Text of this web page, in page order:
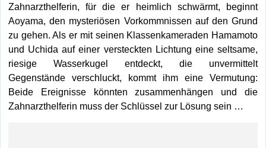
Zahnarzthelferin, für die er heimlich schwärmt, beginnt
Aoyama, den mysteriösen Vorkommnissen auf den Grund
zu gehen. Als er mit seinen Klassenkameraden Hamamoto
und Uchida auf einer versteckten Lichtung eine seltsame,
riesige Wasserkugel entdeckt, die unvermittelt
Gegenstände verschluckt, kommt ihm eine Vermutung:
Beide Ereignisse könnten zusammenhängen und die
Zahnarzthelferin muss der Schlüssel zur Lösung sein …